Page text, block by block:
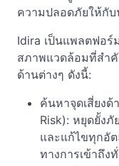
ความปลอดภัยให้กั
Idira เป็นแพลตฟอร์
สภาพแวดล้อมที่สำ
ด้านต่างๆ ดังนี้:
ค้นหาจุดเสี่ยง
Risk): หยุดยั้ง
และแก้ไขทุกอั
ทางการเข้าถึง